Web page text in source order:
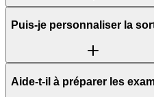
Puis-je personnaliser la
Aide-t-il à préparer les